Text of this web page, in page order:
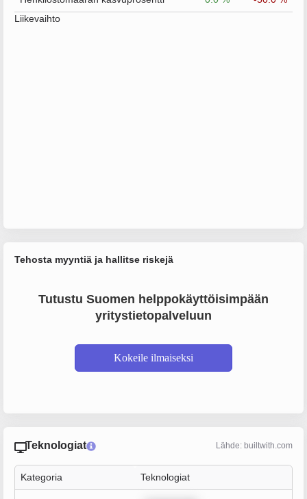
Liikevaihto
Tehosta myyntiä ja hallitse riskejä
Tutustu Suomen helppokäyttöisimpään
yritystietopalveluun
Kokeile ilmaiseksi
Teknologiat Lähde: builtwith.com
Kategoria Teknologiat